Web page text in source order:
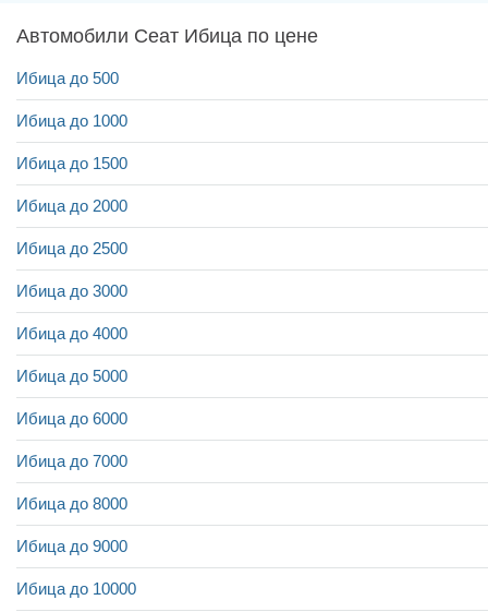
Автомобили Сеат Ибица по цене
Ибица до 500
Ибица до 1000
Ибица до 1500
Ибица до 2000
Ибица до 2500
Ибица до 3000
Ибица до 4000
Ибица до 5000
Ибица до 6000
Ибица до 7000
Ибица до 8000
Ибица до 9000
Ибица до 10000